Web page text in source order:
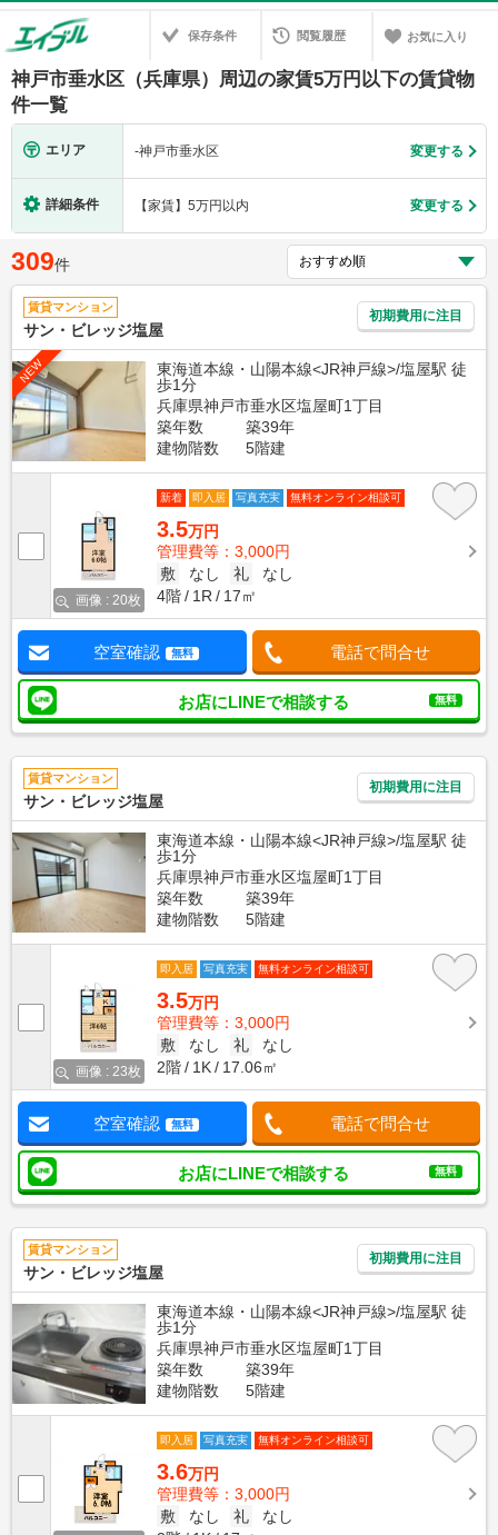
保存条件 閲覧履歴 お気に入り
神戸市垂水区（兵庫県）周辺の家賃5万円以下の賃貸物
件一覧
エリア -神戸市垂水区 変更する
詳細条件 【家賃】5万円以内 変更する
309件
賃貸マンション
サン・ビレッジ塩屋
初期費用に注目
NEW
東海道本線・山陽本線<JR神戸線>/塩屋駅 徒
歩1分
兵庫県神戸市垂水区塩屋町1丁目
築年数
築39年
建物階数
5階建
画像 : 20枚
新着 即入居 写真充実 無料オンライン相談可
3.5万円
管理費等：3,000円
敷
なし 礼
なし
4階
1R 17㎡
空室確認 無料 電話で問合せ
お店にLINEで相談する 無料
賃貸マンション
サン・ビレッジ塩屋
初期費用に注目
東海道本線・山陽本線<JR神戸線>/塩屋駅 徒
歩1分
兵庫県神戸市垂水区塩屋町1丁目
築年数
築39年
建物階数
5階建
画像 : 23枚
即入居 写真充実 無料オンライン相談可
3.5万円
管理費等：3,000円
敷
なし 礼
なし
2階
1K 17.06㎡
空室確認 無料 電話で問合せ
お店にLINEで相談する 無料
賃貸マンション
サン・ビレッジ塩屋
初期費用に注目
東海道本線・山陽本線<JR神戸線>/塩屋駅 徒
歩1分
兵庫県神戸市垂水区塩屋町1丁目
築年数
築39年
建物階数
5階建
即入居 写真充実 無料オンライン相談可
3.6万円
管理費等：3,000円
敷
なし 礼
なし